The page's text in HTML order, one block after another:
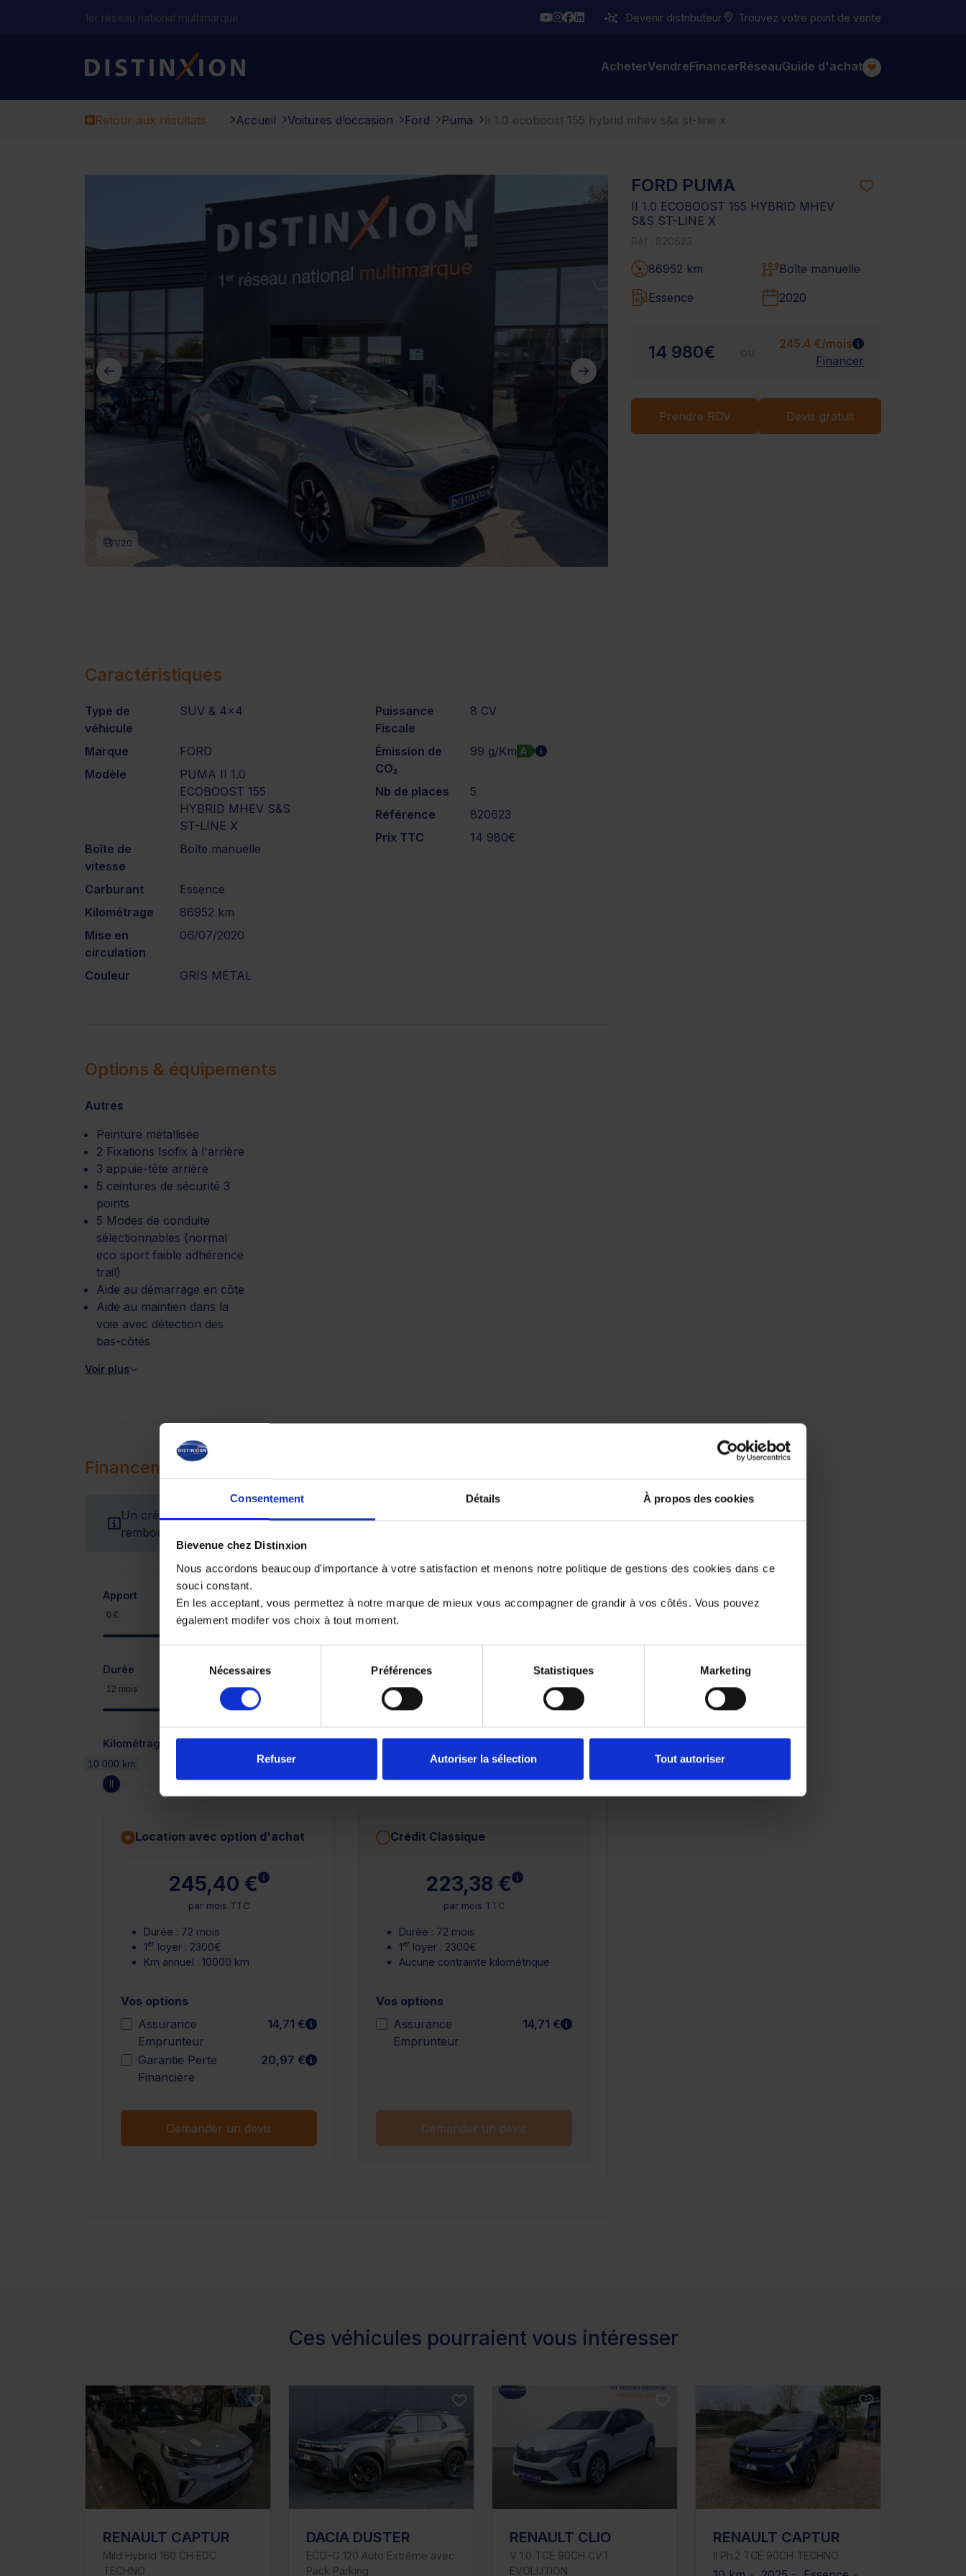
Consentement Détails À propos des cookies
Bievenue chez Distinxion
Nous accordons beaucoup d'importance à votre satisfaction et menons notre politique de gestions des cookies dans ce
souci constant.
En les acceptant, vous permettez à notre marque de mieux vous accompagner de grandir à vos côtés. Vous pouvez
également modifer vos choix à tout moment.
consentement
Nécessaires Préférences Statistiques Marketing
Refuser Autoriser la sélection Tout autoriser
1er réseau national multimarque YouTube
Instagram
Facebook
LinkedinDevenir distributeur Trouvez votre point de vente
Distinxion AcheterVendreFinancerRéseauGuide d'achat
Retour aux résultats Accueil Voitures d’occasion Ford Puma Ii 1.0 ecoboost 155 hybrid mhev s&s st-line x
FORD PUMA
II 1.0 ECOBOOST 155 HYBRID MHEV
S&S ST-LINE X
86952 km
Boîte manuelle
Essence
2020
14 980€
245.4 €/mois
Financer
Prendre RDV Devis gratuit
Chargement...
1/20
Caractéristiques
Type de
véhicule
SUV & 4x4
Marque
FORD
Modèle
PUMA II 1.0
ECOBOOST 155
HYBRID MHEV S&S
ST-LINE X
Boîte de
vitesse
Boîte manuelle
Carburant
Essence
Kilométrage
86952 km
Mise en
circulation
06/07/2020
Couleur GRIS METAL
Puissance
Fiscale
8 CV
Émission de
CO₂
99 g/Km A
Nb de places
5
Référence
820623
Prix TTC
14 980€
Options & équipements
Autres
Peinture métallisée
2 Fixations Isofix à l'arrière
3 appuie-tête arrière
5 ceintures de sécurité 3
points
5 Modes de conduite
sélectionnables (normal
eco sport faible adhérence
trail)
Aide au démarrage en côte
Aide au maintien dans la
voie avec détection des
bas-côtés
Voir plus
Financement
Un crédit vous engage et doit être remboursé. Vérifiez vos capacités de
remboursement avant de vous engager.
Apport
0 € 2 300 €
Durée
12 mois 84 mois
Kilométrage annuel
10 000 km
Location avec option d'achat
245,40 € En savoir plus
par mois TTC
Durée : 72 mois
1er loyer : 2300€
Km annuel : 10000 km
Vos options
Assurance
Emprunteur
14,71 € En savoir plus
Garantie Perte
Financière
20,97 € En savoir plus
Demander un devis
Crédit Classique
223,38 € En savoir plus
par mois TTC
Durée : 72 mois
1er loyer : 2300€
Aucune contrainte kilométrique
Vos options
Assurance
Emprunteur
14,71 € En savoir plus
Demander un devis
Ces véhicules pourraient vous intéresser
RENAULT CAPTUR
Mild Hybrid 160 CH EDC
TECHNO
DACIA DUSTER
ECO-G 120 Auto Extrême avec
Pack Parking
RENAULT CLIO
V 1.0 TCE 90CH CVT
EVOLUTION
RENAULT CAPTUR
II Ph.2 TCE 90CH TECHNO